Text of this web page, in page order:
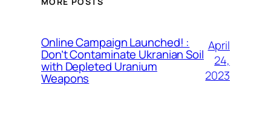
Online Campaign Launched! :
Don’t Contaminate Ukranian Soil
with Depleted Uranium
Weapons
April
24,
2023